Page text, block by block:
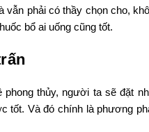
vẫn phải có thầy chọn cho,
bổ ai uống cũng tốt.
thủy, người ta sẽ đặt
tốt. Và đó chính là phương